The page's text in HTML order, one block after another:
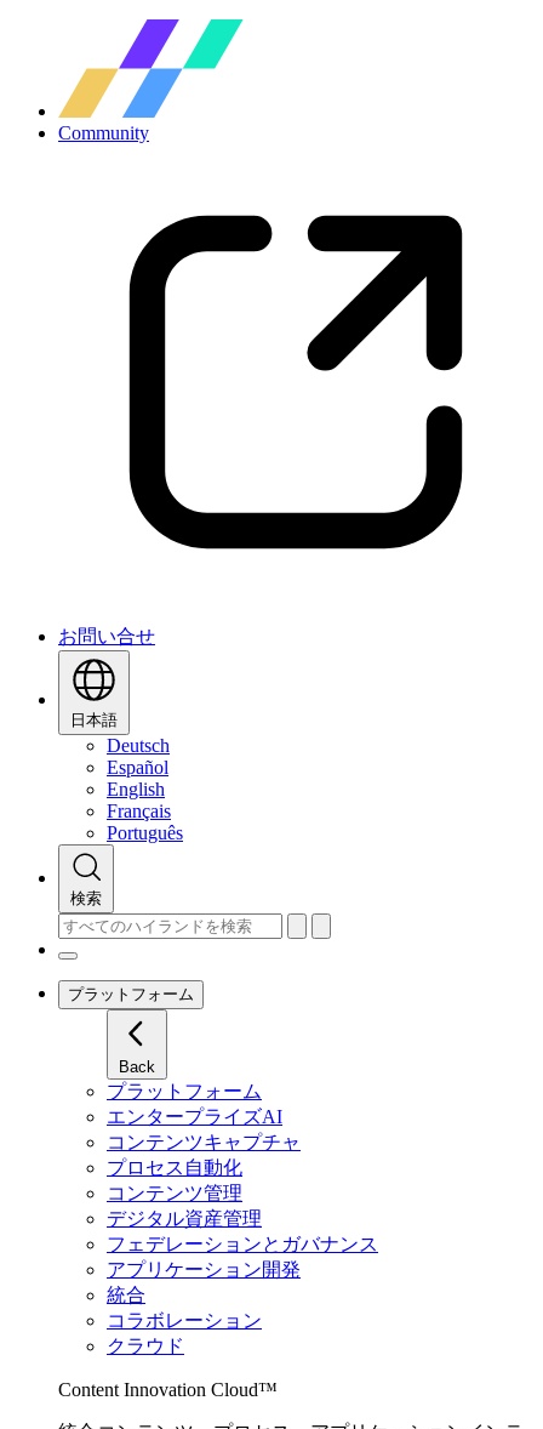
Community
お問い合せ
日本語
Deutsch
Español
English
Français
Português
検索
プラットフォーム
Back
プラットフォーム
エンタープライズAI
コンテンツキャプチャ
プロセス自動化
コンテンツ管理
デジタル資産管理
フェデレーションとガバナンス
アプリケーション開発
統合
コラボレーション
クラウド
Content Innovation Cloud™